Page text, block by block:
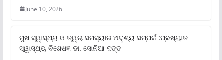
June 10, 2026
ମୁଖ ସ୍ୱାସ୍ଥ୍ୟ ଓ ତ୍ୱଚା ସମସ୍ୟାର ଅଦୃଶ୍ୟ ସମ୍ପର୍କ :ପ୍ରଖ୍ୟାତ
ସ୍ୱାସ୍ଥ୍ୟ ବିଶେଷଜ୍ଞ ଡା. ସୋନିଆ ଦତ୍ତ